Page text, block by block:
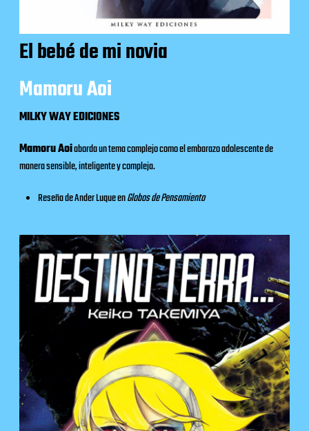
El bebé de mi novia
Mamoru Aoi
MILKY WAY EDICIONES
Mamoru Aoiaborda un tema complejo como el embarazo adolescente de
manera sensible, inteligente y compleja.
Reseña de Ander Luque enGlobos de Pensamiento